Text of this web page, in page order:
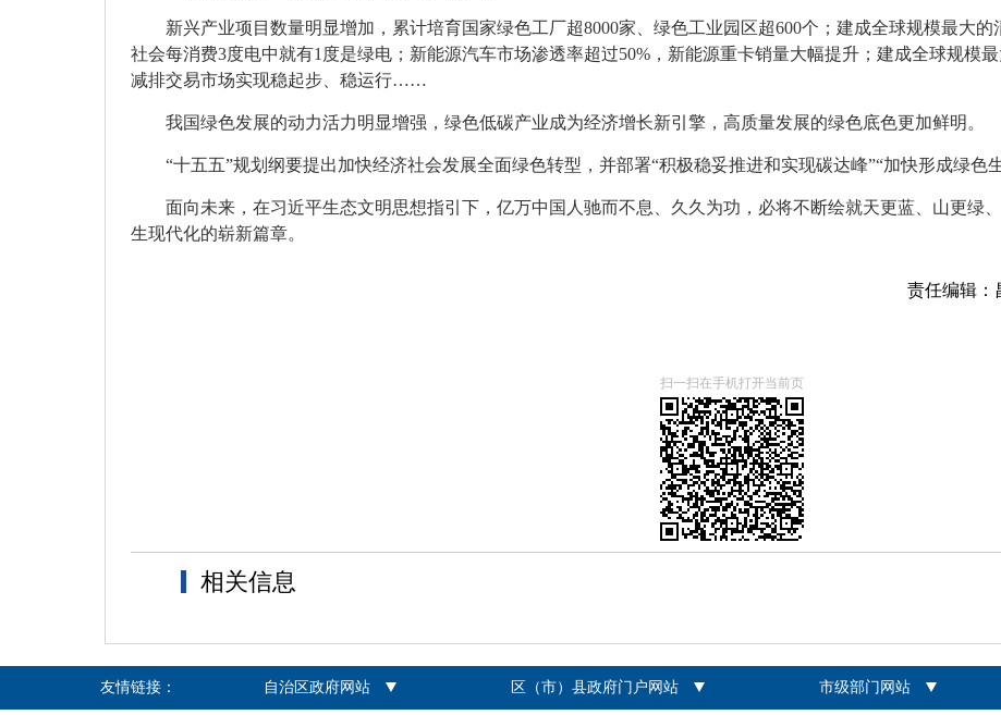
新兴产业项目数量明显增加，累计培育国家绿色工厂超8000家、绿色工业园区超600个；建成全球规模最大
社会每消费3度电中就有1度是绿电；新能源汽车市场渗透率超过50%，新能源重卡销量大幅提升；建成全球规模
减排交易市场实现稳起步、稳运行……
我国绿色发展的动力活力明显增强，绿色低碳产业成为经济增长新引擎，高质量发展的绿色底色更加鲜明。
“十五五”规划纲要提出加快经济社会发展全面绿色转型，并部署“积极稳妥推进和实现碳达峰”“加快形成绿色
面向未来，在习近平生态文明思想指引下，亿万中国人驰而不息、久久为功，必将不断绘就天更蓝、山更绿
生现代化的崭新篇章。
责任编辑：
扫一扫在手机打开当前页
相关信息
友情链接： 自治区政府网站 区（市）县政府门户网站 市级部门网站